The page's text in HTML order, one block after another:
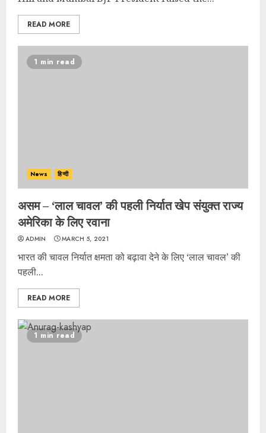
READ MORE
1 min read
News हिन्दी
असम – ‘लाल चावल’ की पहली निर्यात खेप संयुक्त राज्य
अमेरिका के लिए रवाना
ADMIN MARCH 5, 2021
भारत की चावल निर्यात क्षमता को बढ़ावा देने के लिए ‘लाल चावल’ की
पहली...
READ MORE
1 min read